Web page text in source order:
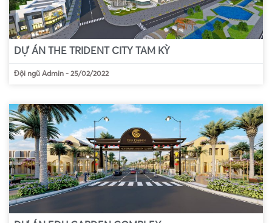
DỰ ÁN THE TRIDENT CITY TAM KỲ
Đội ngũ Admin - 25/02/2022